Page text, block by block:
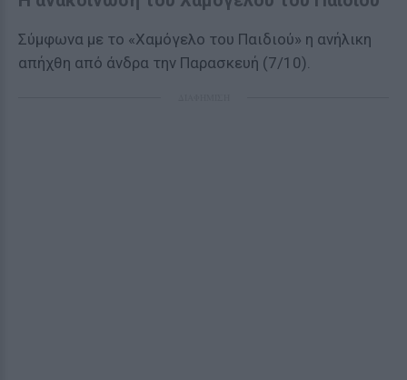
Σύμφωνα με το «Χαμόγελο του Παιδιού» η ανήλικη
απήχθη από άνδρα την Παρασκευή (7/10).